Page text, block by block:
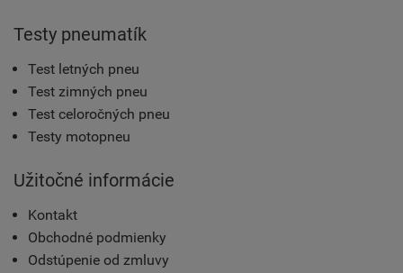
Testy pneumatík
Test letných pneu
Test zimných pneu
Test celoročných pneu
Testy motopneu
Užitočné informácie
Kontakt
Obchodné podmienky
Odstúpenie od zmluvy